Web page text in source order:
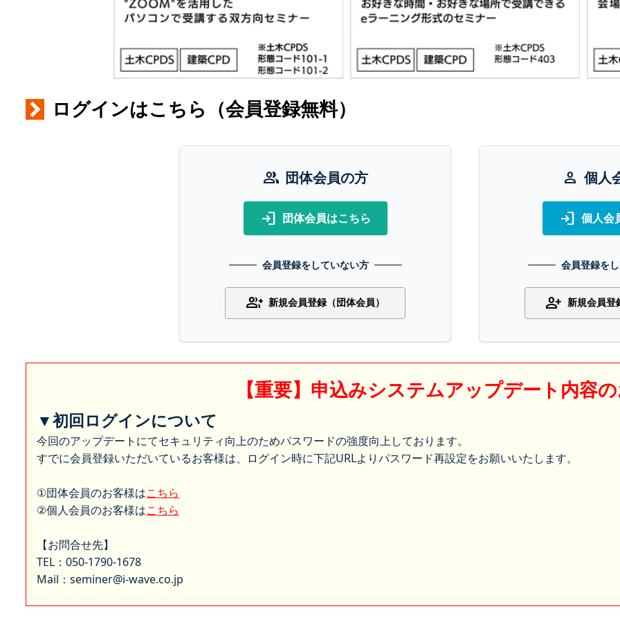
ログインはこちら（会員登録無料）
group 団体会員の方
login 団体会員はこちら
会員登録をしていない方
group_add 新規会員登録（団体会員）
person 個人
login 個人会
会員登録を
person_add 新規会員登
【重要】申込みシステムアップデート内容
▼初回ログインについて
今回のアップデートにてセキュリティ向上のためパスワードの強度向上しております。
すでに会員登録いただいているお客様は、ログイン時に下記URLよりパスワード再設定をお願いいたします。
①団体会員のお客様はこちら
②個人会員のお客様はこちら
【お問合せ先】
TEL：050-1790-1678
Mail：seminer@i-wave.co.jp